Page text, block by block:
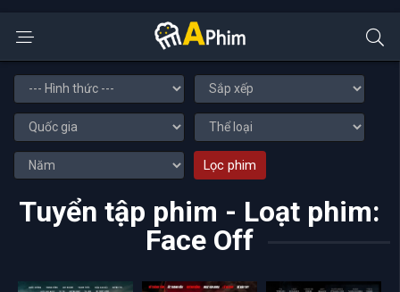
Lọc phim
Tuyển tập phim - Loạt phim:
Face Off